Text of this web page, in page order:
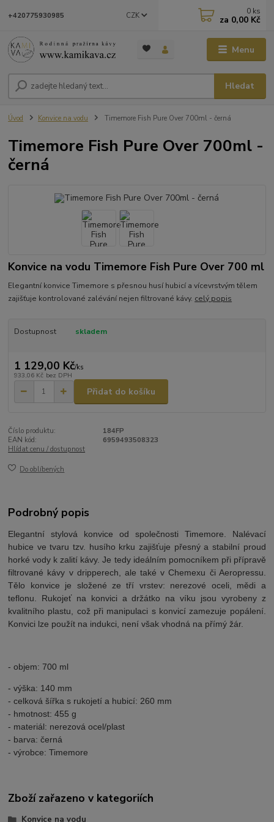
Menu
CZK
Hledat
+420775930985 0 ks
za 0,00 Kč
Úvod Konvice na vodu Timemore Fish Pure Over 700ml - černá
Timemore Fish Pure Over 700ml -
černá
Konvice na vodu Timemore Fish Pure Over 700 ml
Elegantní konvice Timemore s přesnou husí hubicí a vícevrstvým tělem
zajišťuje kontrolované zalévání nejen filtrované kávy. celý popis
Dostupnost skladem
1 129,00 Kč/ks
933,06 Kč bez DPH
Přidat do košíku
Číslo produktu:
184FP
EAN kód:
6959493508323
Hlídat cenu / dostupnost
Do oblíbených
Podrobný popis
Elegantní stylová konvice od společnosti Timemore. Nalévací
hubice ve tvaru tzv. husího krku zajišťuje přesný a stabilní proud
horké vody k zalití kávy. Je tedy ideálním pomocníkem při přípravě
filtrované kávy v dripperech, ale také v Chemexu či Aeropressu.
Tělo konvice je složené ze tří vrstev: nerezové oceli, mědi a
teflonu. Rukojeť na konvici a držátko na víku jsou vyrobeny z
kvalitního plastu, což při manipulaci s konvicí zamezuje popálení.
Konvici lze použít na indukci, není však vhodná na přímý žár.
- objem: 700 ml
- výška: 140 mm
- celková šířka s rukojetí a hubicí: 260 mm
- hmotnost: 455 g
- materiál: nerezová ocel/plast
- barva: černá
- výrobce: Timemore
Zboží zařazeno v kategoriích
Konvice na vodu